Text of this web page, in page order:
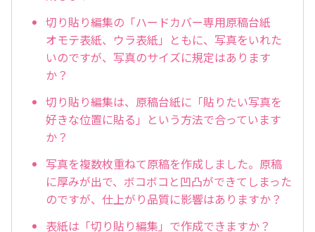
切り貼り編集の「ハードカバー専用原稿台紙
オモテ表紙、ウラ表紙」ともに、写真をいれた
いのですが、写真のサイズに規定はあります
か？
切り貼り編集は、原稿台紙に「貼りたい写真を
好きな位置に貼る」という方法で合っています
か？
写真を複数枚重ねて原稿を作成しました。原稿
に厚みが出で、ボコボコと凹凸ができてしまった
のですが、仕上がり品質に影響はありますか？
表紙は「切り貼り編集」で作成できますか？